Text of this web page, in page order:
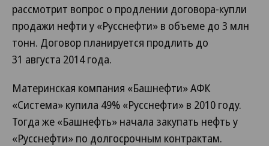
рассмотрит вопрос о продлении договора-купли
продажи нефти у «Русснефти» в объеме до 3 млн
тонн. Договор планируется продлить до
31 августа 2014 года.
Материнская компания «Башнефти» АФК
«Система» купила 49% «Русснефти» в 2010 году.
Тогда же «Башнефть» начала закупать нефть у
«Русснефти» по долгосрочным контрактам.